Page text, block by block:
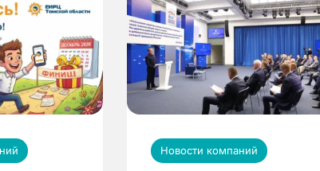
Новости компаний